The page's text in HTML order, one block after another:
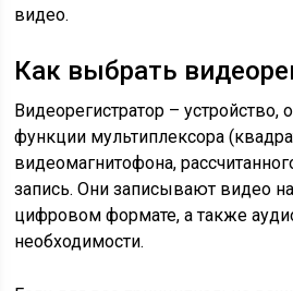
видео.
Как выбрать
Видеорегистратор –
функции мультиплексора
видеомагнитофона,
запись. Они записывают видео
цифровом формате, а также
необходимости.